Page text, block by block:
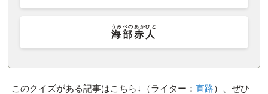
海部赤人
うみべのあかひと
このクイズがある記事はこちら↓（ライター： 直路）、ぜひ